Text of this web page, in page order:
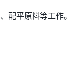
配平原料等工作。